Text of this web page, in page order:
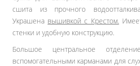
сшита из прочного
Украшена вышивкой с Крестом.
стенки и удобную конструкцию.
Большое центральное
вспомогательными карманами для